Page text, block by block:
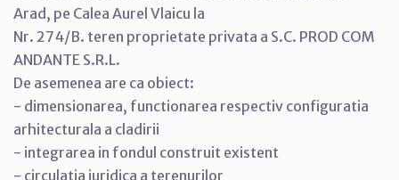
Arad, pe Calea Aurel Vlaicu la
Nr. 274/B. teren proprietate privata a S.C. PROD COM
ANDANTE S.R.L.
De asemenea are ca obiect:
- dimensionarea, functionarea respectiv configuratia
arhitecturala a cladirii
- integrarea in fondul construit existent
- circulatia juridica a terenurilor